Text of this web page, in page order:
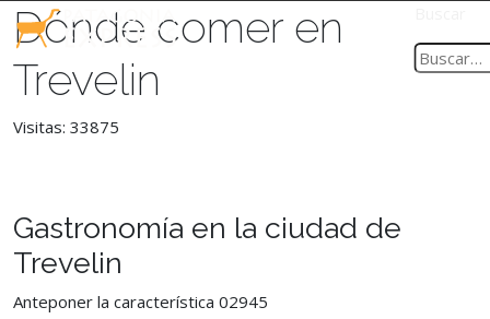
Dónde comer en
Trevelin
Visitas: 33875
Gastronomía en la ciudad de
Trevelin
Anteponer la característica 02945